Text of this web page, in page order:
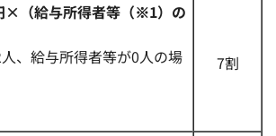
×（給与所得者等（※1）の
人、給与所得者等が0人の場
7割